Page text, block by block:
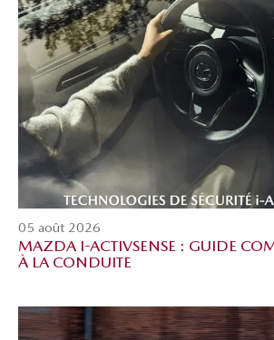
05 août 2026
MAZDA I-ACTIVSENSE : GUIDE
À LA CONDUITE